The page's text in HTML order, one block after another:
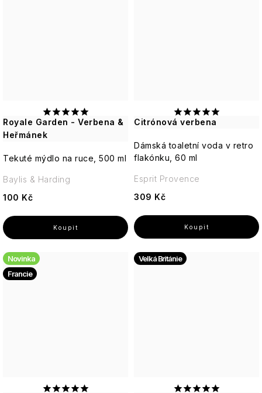
Royale Garden - Verbena &
Heřmánek
Tekuté mýdlo na ruce, 500 ml
100 Kč
Baylis & Harding
Citrónová verbena
Dámská toaletní voda v retro
flakónku, 60 ml
309 Kč
Esprit Provence
Novinka
Francie
Velká Británie